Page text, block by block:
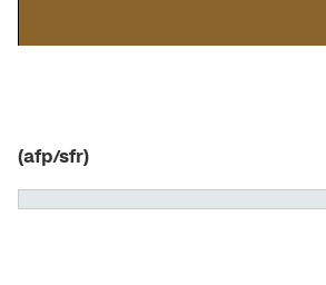
(afp/sfr)